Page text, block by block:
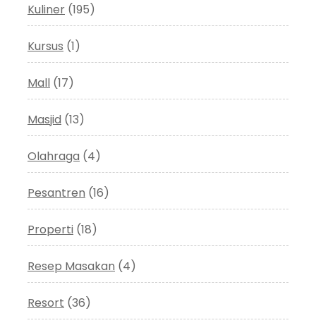
Kuliner (195)
Kursus (1)
Mall (17)
Masjid (13)
Olahraga (4)
Pesantren (16)
Properti (18)
Resep Masakan (4)
Resort (36)